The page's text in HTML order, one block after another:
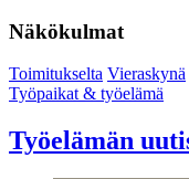
Näkökulmat
Toimitukselta Vieraskynä
Työpaikat & työelämä
Työelämän